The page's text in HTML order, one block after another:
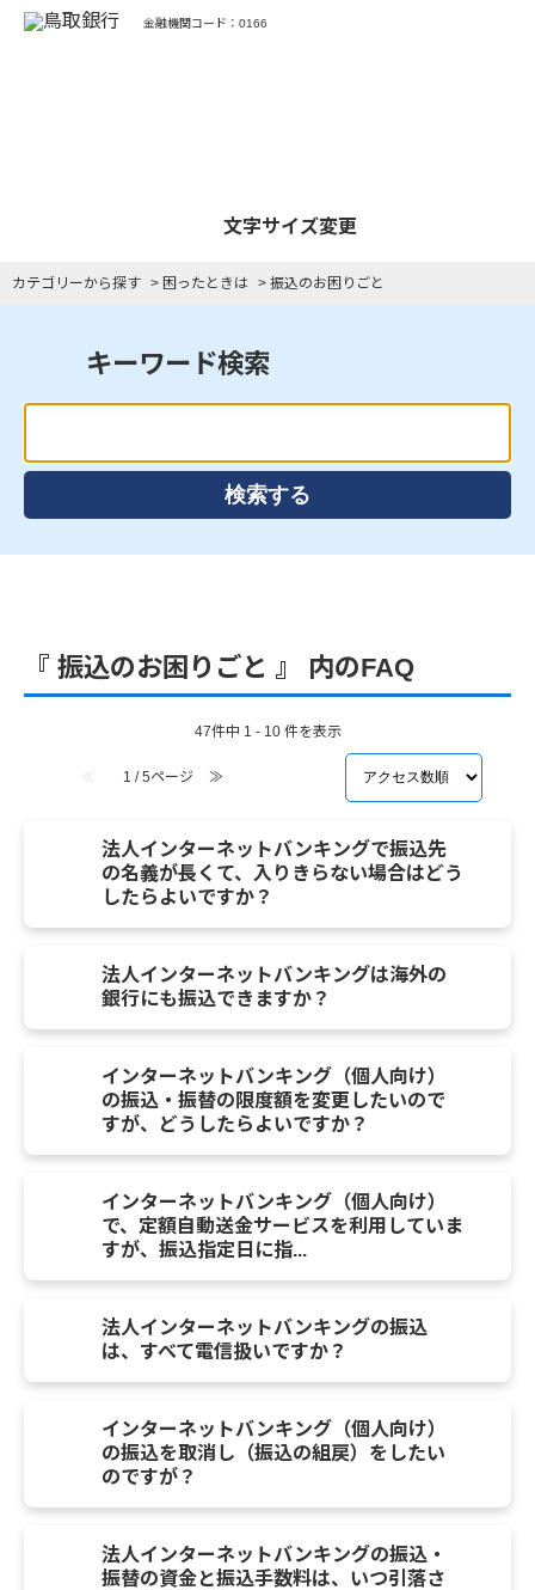
金融機関コード：0166
文字サイズ変更
カテゴリーから探す > 困ったときは > 振込のお困りごと
キーワード検索
『 振込のお困りごと 』 内のFAQ
47件中 1 - 10 件を表示
≪ 1 / 5ページ ≫
法人インターネットバンキングで振込先
の名義が長くて、入りきらない場合はどう
したらよいですか？
法人インターネットバンキングは海外の
銀行にも振込できますか？
インターネットバンキング（個人向け）
の振込・振替の限度額を変更したいので
すが、どうしたらよいですか？
インターネットバンキング（個人向け）
で、定額自動送金サービスを利用していま
すが、振込指定日に指...
法人インターネットバンキングの振込
は、すべて電信扱いですか？
インターネットバンキング（個人向け）
の振込を取消し（振込の組戻）をしたい
のですが？
法人インターネットバンキングの振込・
振替の資金と振込手数料は、いつ引落さ